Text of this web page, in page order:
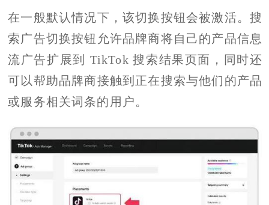
在一般默认情况下，该切换按钮会被激活。搜
索广告切换按钮允许品牌商将自己的产品信息
流广告扩展到 TikTok 搜索结果页面，同时还
可以帮助品牌商接触到正在搜索与他们的产品
或服务相关词条的用户。